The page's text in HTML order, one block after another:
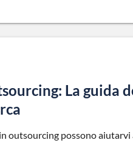
La guida
outsourcing possono